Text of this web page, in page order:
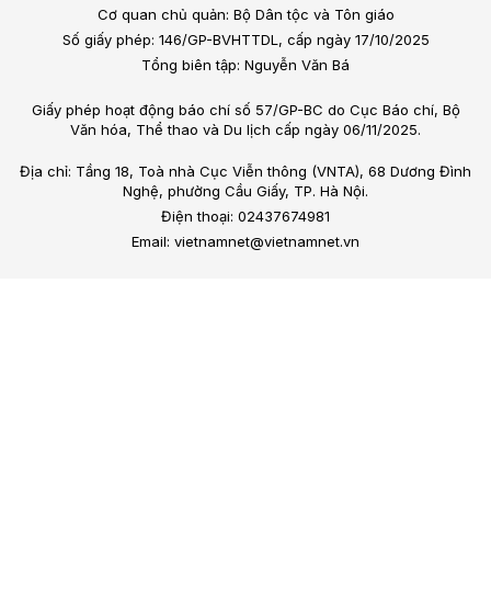
Cơ quan chủ quản: Bộ Dân tộc và Tôn giáo
Số giấy phép: 146/GP-BVHTTDL, cấp ngày 17/10/2025
Tổng biên tập: Nguyễn Văn Bá
Giấy phép hoạt động báo chí số 57/GP-BC do Cục Báo chí, Bộ
Văn hóa, Thể thao và Du lịch cấp ngày 06/11/2025.
Địa chỉ: Tầng 18, Toà nhà Cục Viễn thông (VNTA), 68 Dương Đình
Nghệ, phường Cầu Giấy, TP. Hà Nội.
Điện thoại: 02437674981
Email: vietnamnet@vietnamnet.vn